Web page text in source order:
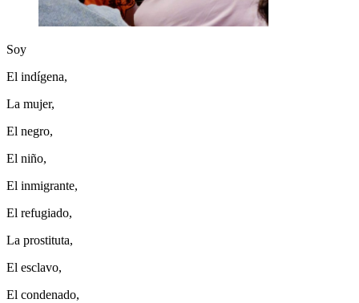
Soy
El indígena,
La mujer,
El negro,
El niño,
El inmigrante,
El refugiado,
La prostituta,
El esclavo,
El condenado,